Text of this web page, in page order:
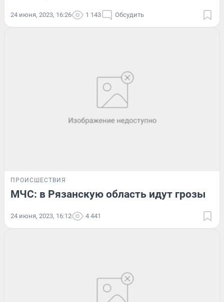
24 июня, 2023, 16:26 1 143 Обсудить
ПРОИСШЕСТВИЯ
МЧС: в Рязанскую область идут грозы
24 июня, 2023, 16:12 4 441